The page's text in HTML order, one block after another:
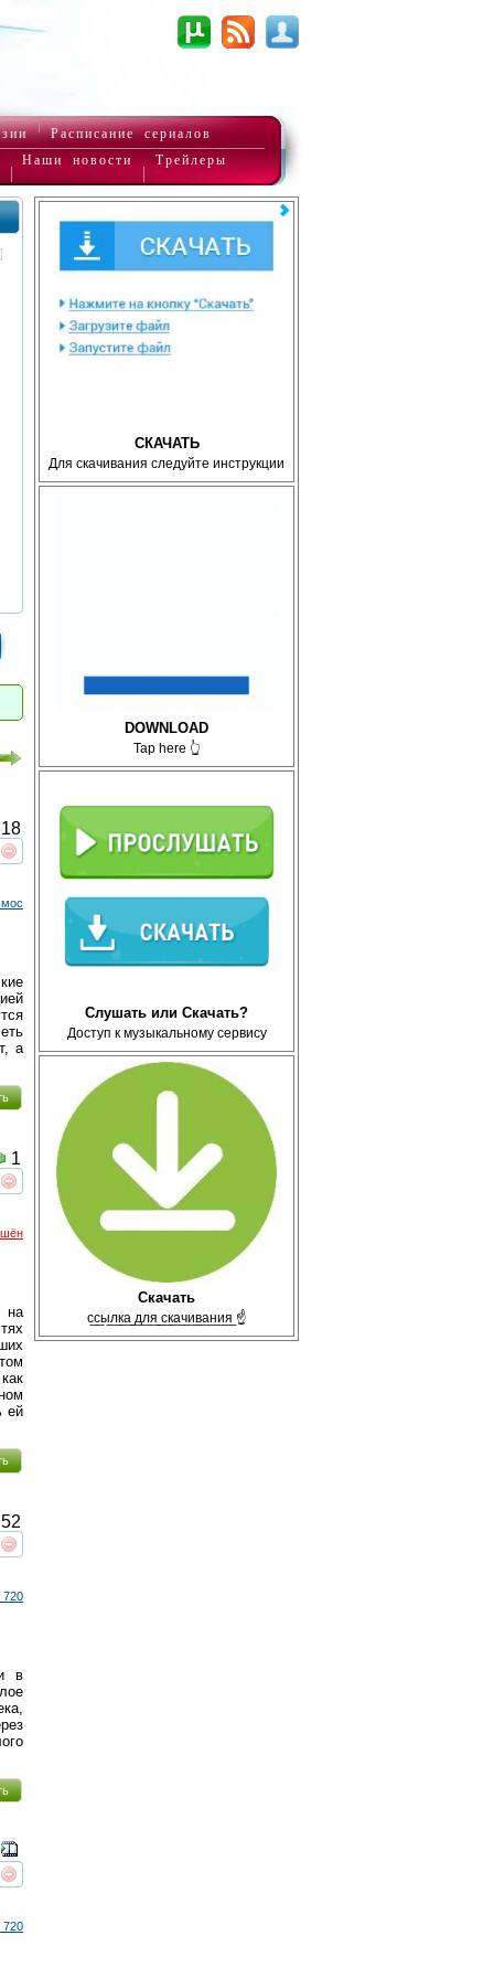
Расписание сериалов
Наши новости Трейлеры
СКАЧАТЬ
Для скачивания следуйте инструкции
DOWNLOAD
Tap here 👆
Слушать или Скачать?
Доступ к музыкальному сервису
Скачать
с̲с̲ы̲л̲к̲а̲ ̲д̲л̲я̲ ̲с̲к̲а̲ч̲и̲в̲а̲н̲и̲я̲ ☝
интересует
18
а
интересует
1
на
ей
интересует
52
720
в
интересует
720